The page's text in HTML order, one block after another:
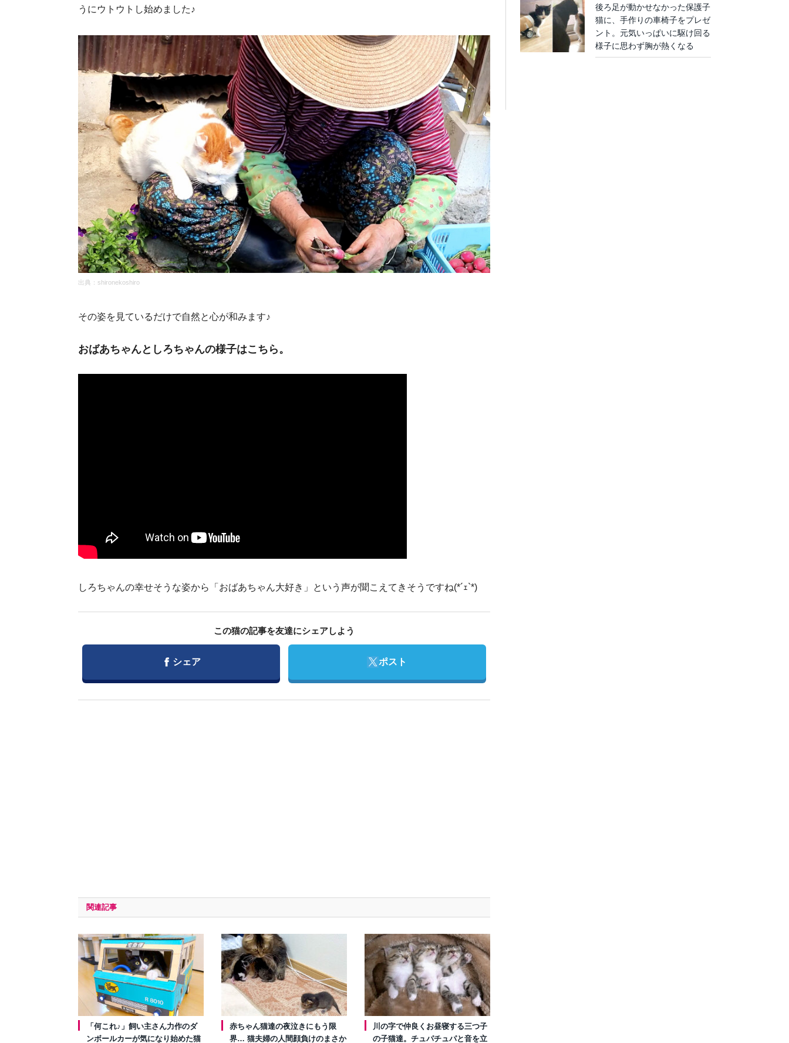
うにウトウトし始めました♪
出典：shironekoshiro
その姿を見ているだけで自然と心が和みます♪
おばあちゃんとしろちゃんの様子はこちら。
しろちゃんの幸せそうな姿から「おばあちゃん大好き」という声が聞こえてきそうですね(*´ｪ`*)
この猫の記事を友達にシェアしよう
Facebook
シェア Twitter
ポスト
関連記事
「何これ♪」飼い主さん力作のダ
ンボールカーが気になり始めた猫
赤ちゃん猫達の夜泣きにもう限
界… 猫夫婦の人間顔負けのまさか
川の字で仲良くお昼寝する三つ子
の子猫達。チュパチュパと音を立
後ろ足が動かせなかった保護子
猫に、手作りの車椅子をプレゼ
ント。元気いっぱいに駆け回る
様子に思わず胸が熱くなる